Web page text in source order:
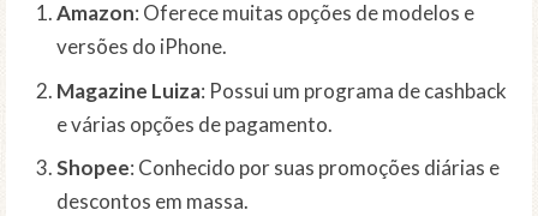
Amazon: Oferece muitas opções de modelos e
versões do iPhone.
Magazine Luiza: Possui um programa de cashback
e várias opções de pagamento.
Shopee: Conhecido por suas promoções diárias e
descontos em massa.